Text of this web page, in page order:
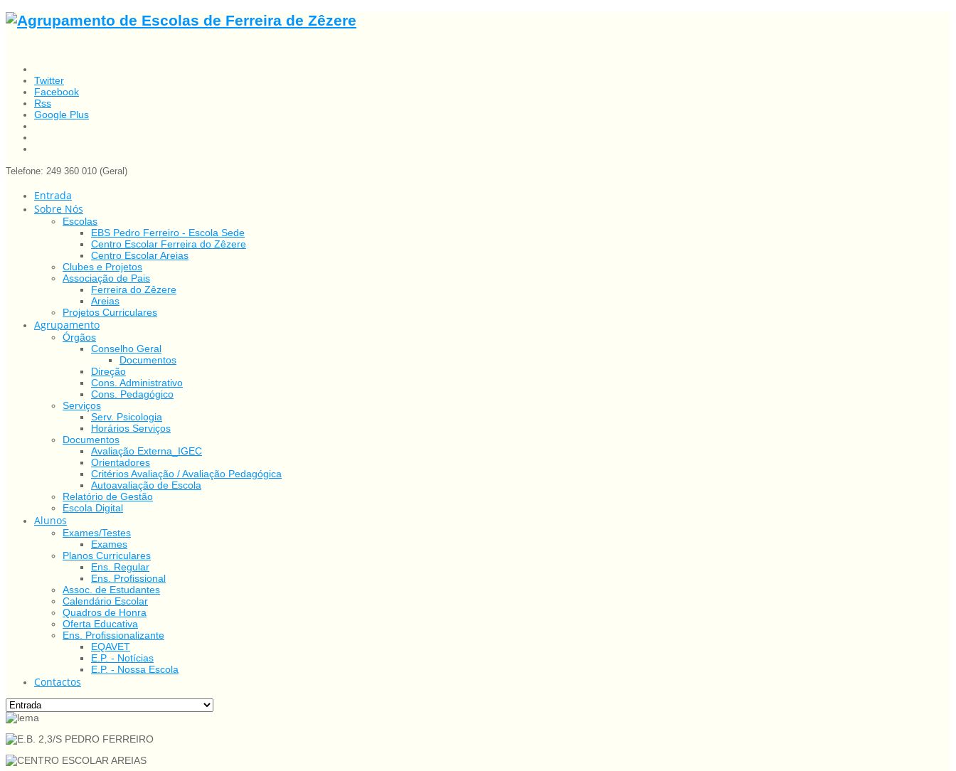
Twitter
Facebook
Rss
Google Plus
Telefone: 249 360 010 (Geral)
Entrada
Sobre Nós
Escolas
EBS Pedro Ferreiro - Escola Sede
Centro Escolar Ferreira do Zêzere
Centro Escolar Areias
Clubes e Projetos
Associação de Pais
Ferreira do Zêzere
Areias
Projetos Curriculares
Agrupamento
Órgãos
Conselho Geral
Documentos
Direção
Cons. Administrativo
Cons. Pedagógico
Serviços
Serv. Psicologia
Horários Serviços
Documentos
Avaliação Externa_IGEC
Orientadores
Critérios Avaliação / Avaliação Pedagógica
Autoavaliação de Escola
Relatório de Gestão
Escola Digital
Alunos
Exames/Testes
Exames
Planos Curriculares
Ens. Regular
Ens. Profissional
Assoc. de Estudantes
Calendário Escolar
Quadros de Honra
Oferta Educativa
Ens. Profissionalizante
EQAVET
E.P. - Notícias
E.P. - Nossa Escola
Contactos